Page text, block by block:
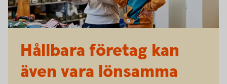
Hållbara företag kan
även vara lönsamma